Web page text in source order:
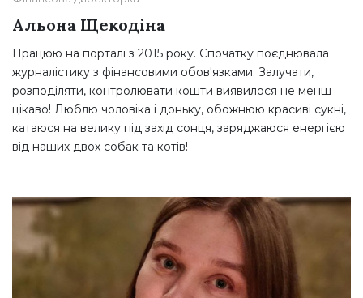
Альона Щекодіна
Працюю на порталі з 2015 року. Спочатку поєднювала
журналістику з фінансовими обов'язками. Залучати,
розподіляти, контролювати кошти виявилося не менш
цікаво! Люблю чоловіка і доньку, обожнюю красиві сукні,
катаюся на велику під захід сонця, заряджаюся енергією
від наших двох собак та котів!